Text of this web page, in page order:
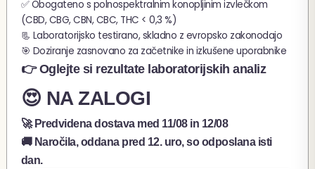
✅ Obogateno s polnospektralnim konopljinim izvlečkom
(CBD, CBG, CBN, CBC, THC < 0,3 %)
📃 Laboratorijsko testirano, skladno z evropsko zakonodajo
🎯 Doziranje zasnovano za začetnike in izkušene uporabnike
👉 Oglejte si rezultate laboratorijskih analiz
😍 NA ZALOGI
🚀 Predvidena dostava med 11/08in 12/08
🚚 Naročila, oddana pred 12. uro, so odposlana isti
dan.